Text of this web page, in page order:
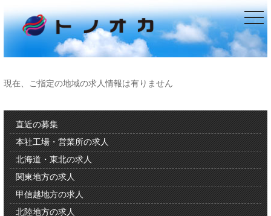
現在、ご指定の地域の求人情報は有りません
直近の募集
本社工場・営業所の求人
北海道・東北の求人
関東地方の求人
甲信越地方の求人
北陸地方の求人